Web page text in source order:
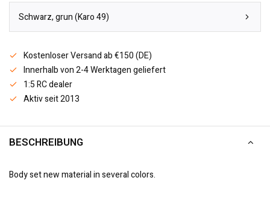
Schwarz, grun (Karo 49)
Kostenloser Versand ab €150 (DE)
Innerhalb von 2-4 Werktagen geliefert
1:5 RC dealer
Aktiv seit 2013
BESCHREIBUNG
Body set new material in several colors.